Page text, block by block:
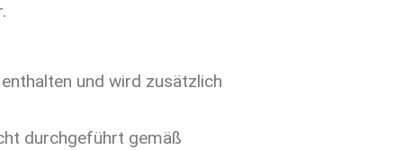
und wird zusätzlich
durchgeführt gemäß